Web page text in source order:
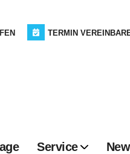
TERMIN
Service